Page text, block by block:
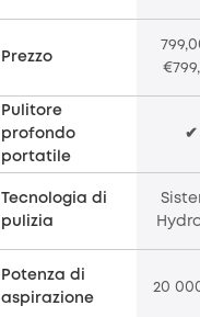
Prezzo
Pulitore
profondo
portatile
✔
Tecnologia di
pulizia
Potenza di
aspirazione
20